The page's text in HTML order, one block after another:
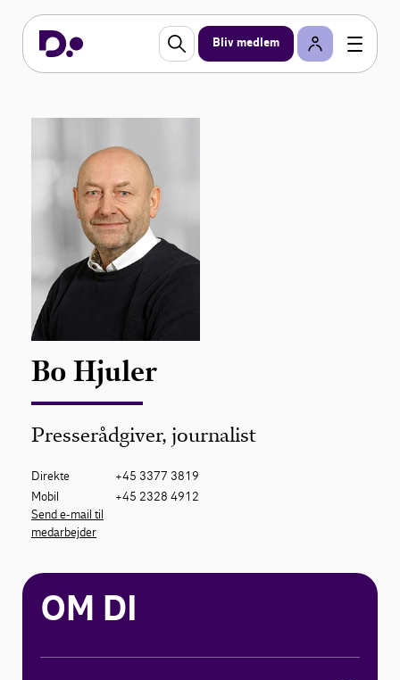
Bliv medlem
Bo Hjuler
Presserådgiver, journalist
Direkte
+45 3377 3819
Mobil
+45 2328 4912
Send e-mail til
medarbejder
OM DI